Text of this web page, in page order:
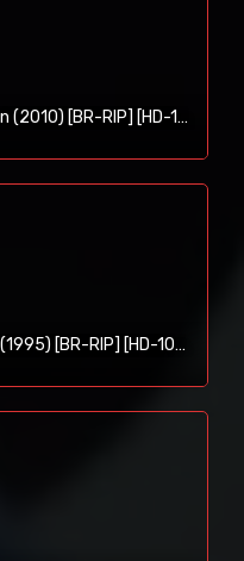
Pesadilla en la calle Elm: El origen (2010) [BR-RIP] [HD-1080p]
Bad Boys: Dos policías rebeldes (1995) [BR-RIP] [HD-1080p]